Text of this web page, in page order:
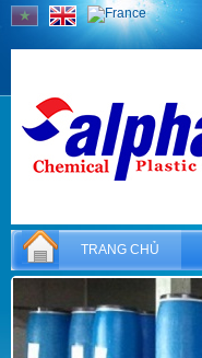
TRANG CHỦ